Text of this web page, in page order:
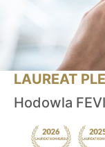
LAUREAT
Hodowla